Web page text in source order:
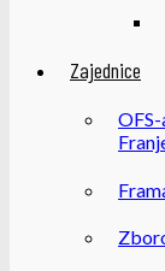
Zajednice